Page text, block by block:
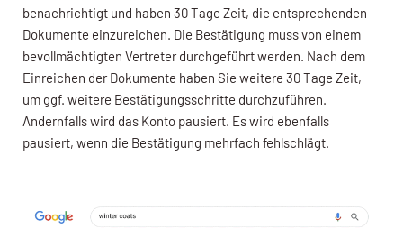
benachrichtigt und haben 30 Tage Zeit, die entsprechenden
Dokumente einzureichen. Die Bestätigung muss von einem
bevollmächtigten Vertreter durchgeführt werden. Nach dem
Einreichen der Dokumente haben Sie weitere 30 Tage Zeit,
um ggf. weitere Bestätigungsschritte durchzuführen.
Andernfalls wird das Konto pausiert. Es wird ebenfalls
pausiert, wenn die Bestätigung mehrfach fehlschlägt.